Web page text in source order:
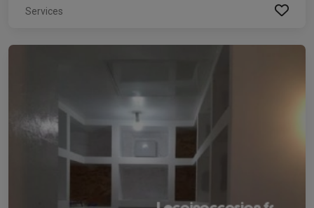
Services